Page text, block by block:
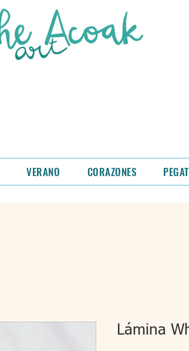
VERANO CORAZONES
Lámina